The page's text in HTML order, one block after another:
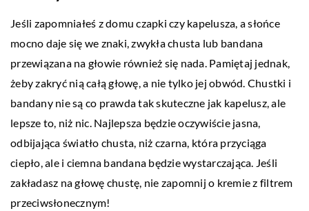
Jeśli zapomniałeś z domu czapki czy kapelusza, a słońce
mocno daje się we znaki, zwykła chusta lub bandana
przewiązana na głowie również się nada. Pamiętaj jednak,
żeby zakryć nią całą głowę, a nie tylko jej obwód. Chustki i
bandany nie są co prawda tak skuteczne jak kapelusz, ale
lepsze to, niż nic. Najlepsza będzie oczywiście jasna,
odbijająca światło chusta, niż czarna, która przyciąga
ciepło, ale i ciemna bandana będzie wystarczająca. Jeśli
zakładasz na głowę chustę, nie zapomnij o kremie z filtrem
przeciwsłonecznym!